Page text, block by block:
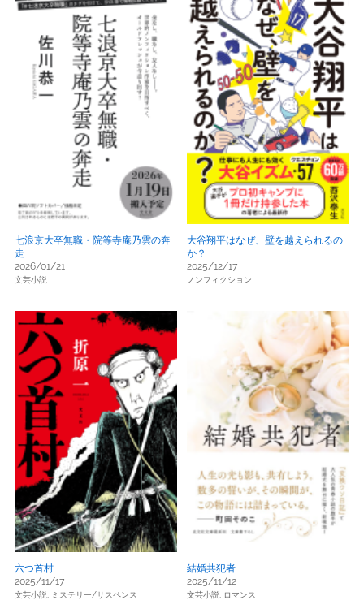
七浪京大卒無職・院等寺庵乃雲の奔
走
2026/01/21
文芸小説
大谷翔平はなぜ、壁を越えられるの
か？
2025/12/17
ノンフィクション
六つ首村
2025/11/17
文芸小説, ミステリー/サスペンス
結婚共犯者
2025/11/12
文芸小説, ロマンス